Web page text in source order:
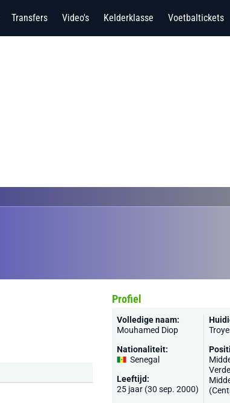
Transfers Video's Kelderklasse Voetbaltickets
Profiel
Volledige naam:
Mouhamed Diop
Nationaliteit:
Senegal
Leeftijd:
25 jaar (30 sep. 2000)